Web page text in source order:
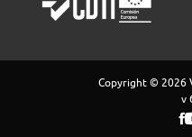
Copyright © 2026
v